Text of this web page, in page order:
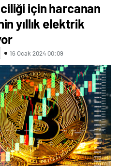
için harcanan
yıllık elektrik
16 Ocak 2024 00:09